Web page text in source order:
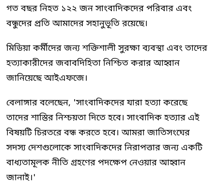
গত বছর নিহত ১২২ জন সাংবাদিকদের পরিবার এবং
বন্ধুদের প্রতি আমাদের সহানুভূতি রয়েছে।
মিডিয়া কর্মীদের জন্য শক্তিশালী সুরক্ষা ব্যবস্থা এবং তাদের
হত্যাকারীদের জবাবদিহিতা নিশ্চিত করার আহ্বান
জানিয়েছে আইএফজে।
বেলাঙ্গার বলেছেন, 'সাংবাদিকদের যারা হত্যা করেছে
তাদের শাস্তির নিশ্চয়তা দিতে হবে। সাংবাদিক হত্যার এই
বিষয়টি চিরতরে বন্ধ করতে হবে। আমরা জাতিসংঘের
সদস্য দেশগুলোকে সাংবাদিকদের নিরাপত্তার জন্য একটি
বাধ্যতামূলক নীতি গ্রহণের পদক্ষেপ নেওয়ার আহ্বান
জানাই।'